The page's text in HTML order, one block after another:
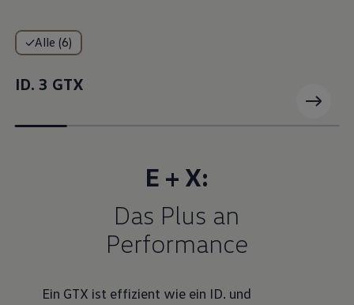
Alle (6)
ID. 3 GTX
E + X:
Das Plus an
Performance
Ein GTX ist effizient wie ein ID. und